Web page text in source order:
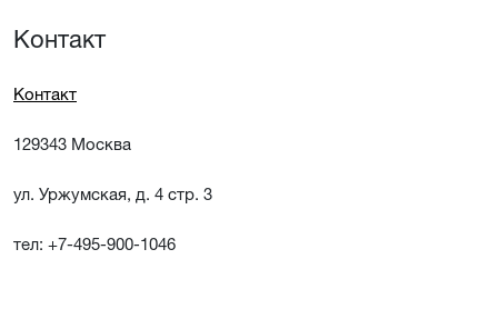
Контакт
Контакт
129343 Москва
ул. Уржумская, д. 4 стр. 3
тел: +7-495-900-1046